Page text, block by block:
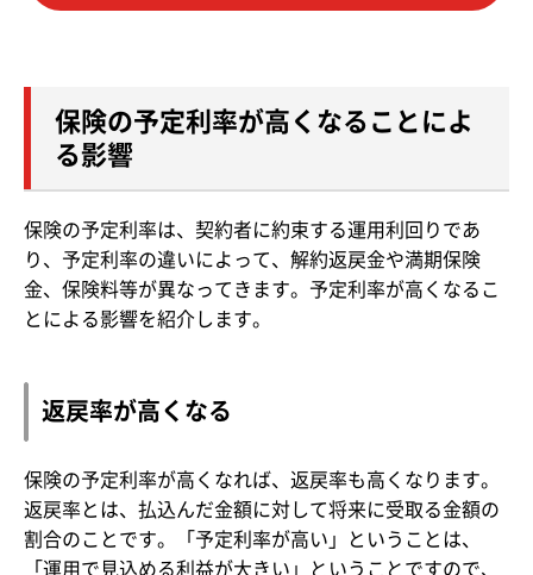
保険の予定利率が高くなることによ
る影響
保険の予定利率は、契約者に約束する運用利回りであ
り、予定利率の違いによって、解約返戻金や満期保険
金、保険料等が異なってきます。予定利率が高くなるこ
とによる影響を紹介します。
返戻率が高くなる
保険の予定利率が高くなれば、返戻率も高くなります。
返戻率とは、払込んだ金額に対して将来に受取る金額の
割合のことです。「予定利率が高い」ということは、
「運用で見込める利益が大きい」ということですので、